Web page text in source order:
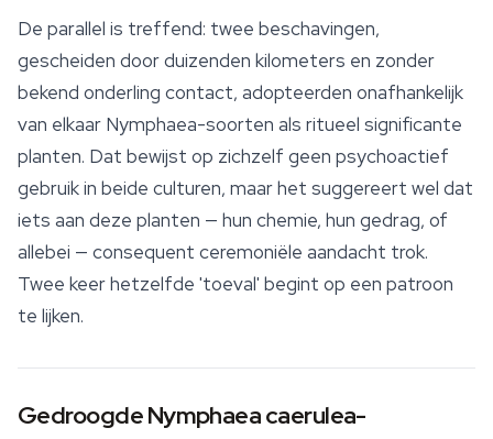
De parallel is treffend: twee beschavingen,
gescheiden door duizenden kilometers en zonder
bekend onderling contact, adopteerden onafhankelijk
van elkaar Nymphaea-soorten als ritueel significante
planten. Dat bewijst op zichzelf geen psychoactief
gebruik in beide culturen, maar het suggereert wel dat
iets aan deze planten — hun chemie, hun gedrag, of
allebei — consequent ceremoniële aandacht trok.
Twee keer hetzelfde 'toeval' begint op een patroon
te lijken.
Gedroogde Nymphaea caerulea-